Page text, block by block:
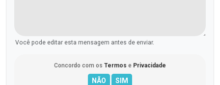
Você pode editar esta mensagem antes de enviar.
Concordo com os Termos e Privacidade